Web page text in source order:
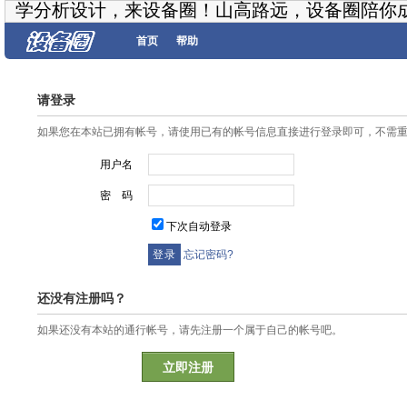
学分析设计，来设备圈！山高路远，设备圈陪你
首页 帮助
请登录
如果您在本站已拥有帐号，请使用已有的帐号信息直接进行登录即可，不需
用户名
密 码
下次自动登录
忘记密码?
还没有注册吗？
如果还没有本站的通行帐号，请先注册一个属于自己的帐号吧。
立即注册